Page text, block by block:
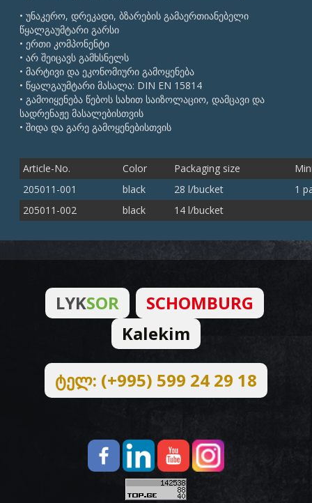
• უნაკერო, დრეკადი, ბზარების გამაერთიანებელი
წყალგაუმტარი გარსი
• ერთი კომპონენტი
• არ შეიცავს გამხსნელს
• მარტივი და ეკონომიური გამოყენება
• წყალგაუმტარი მასალა: DIN EN 15814
• გამოიყენება წებოს სახით საიზოლაციო, დამცავი და
სადრენაჟე მასალებისთვის
• შიდა და გარე გამოყენებისთვის
Article-No. Color Packaging size
205011-001
black 28 l/bucket
1
205011-002
black 14 l/bucket
LYKSOR
SCHOMBURG
Kalekim
ტელ: (+995) 599 24 29 18